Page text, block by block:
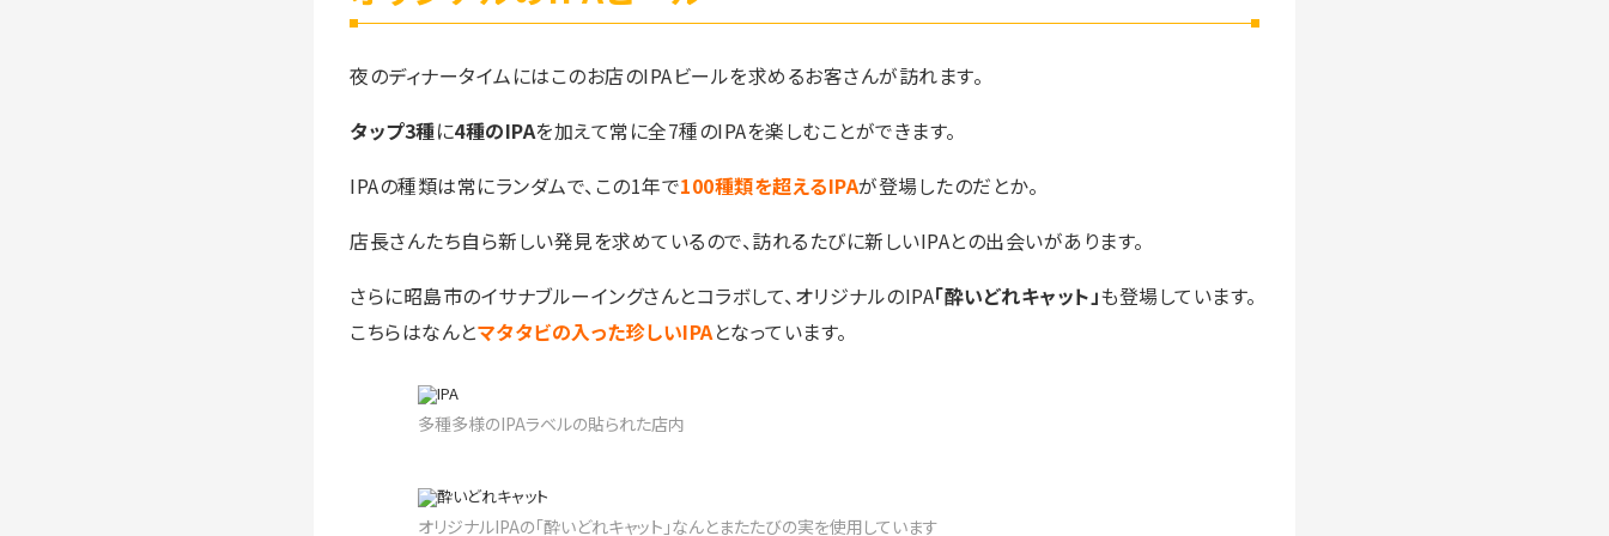
夜のディナータイムにはこのお店のIPAビールを求めるお客さんが訪れます。
タップ3種に4種のIPAを加えて常に全7種のIPAを楽しむことができます。
IPAの種類は常にランダムで、この1年で100種類を超えるIPAが登場したのだとか。
店長さんたち自ら新しい発見を求めているので、訪れるたびに新しいIPAとの出会いがあります。
さらに昭島市のイサナブルーイングさんとコラボして、オリジナルのIPA「酔いどれキャット」も登場しています。
こちらはなんとマタタビの入った珍しいIPAとなっています。
多種多様のIPAラベルの貼られた店内
オリジナルIPAの「酔いどれキャット」なんとまたたびの実を使用しています